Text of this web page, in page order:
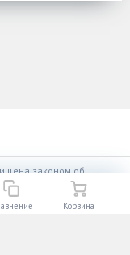
законом об
Корзина